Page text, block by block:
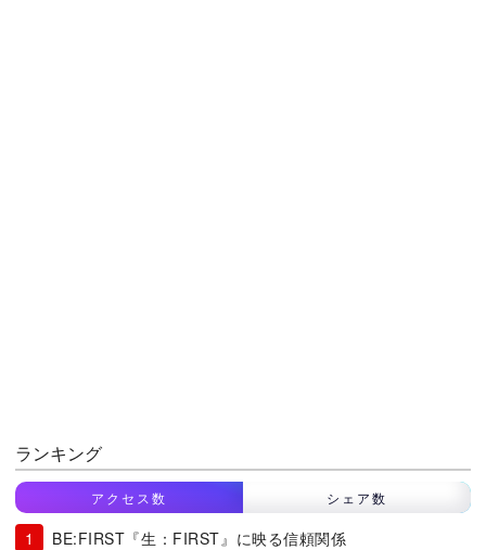
ランキング
アクセス数 シェア数
BE:FIRST『生：FIRST』に映る信頼関係